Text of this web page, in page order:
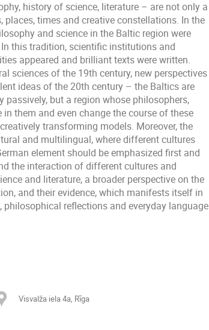
history of science, literature – are not only a
times and creative constellations. In the
and science in the Baltic region were
this tradition, scientific institutions and
appeared and brilliant texts were written.
sciences of the 19th century, new perspectives
ideas of the 20th century – the Baltics are
passively, but a region whose philosophers,
them and even change the course of these
transforming models. Moreover, the
and multilingual, where different cultures
element should be emphasized first and
the interaction of different cultures and
and literature, a broader perspective on the
and their evidence, which manifests itself in
reflections and everyday language
Visvalža iela 4a, Rīga